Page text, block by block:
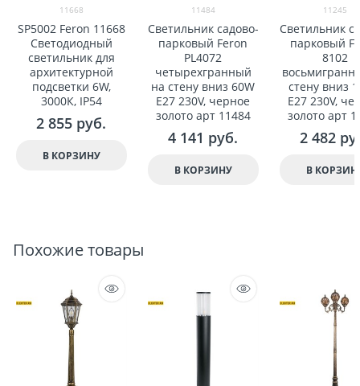
11668
SP5002 Feron 11668
Светодиодный
светильник для
арxитектурной
подсветки 6W,
3000К, IP54
2 855 руб.
В КОРЗИНУ
11484
Светильник садово-
парковый Feron
PL4072
четыреxгранный
на стену вниз 60W
E27 230V, черное
золото арт 11484
4 141 руб.
В КОРЗИНУ
11245
Светильник
парковый
8102
стену вниз
E27 230V,
золото арт
2 482
В
Похожие товары